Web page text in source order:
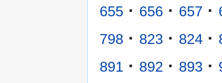
655 · 656 · 657 ·
798 · 823 · 824 ·
891 · 892 · 893 ·